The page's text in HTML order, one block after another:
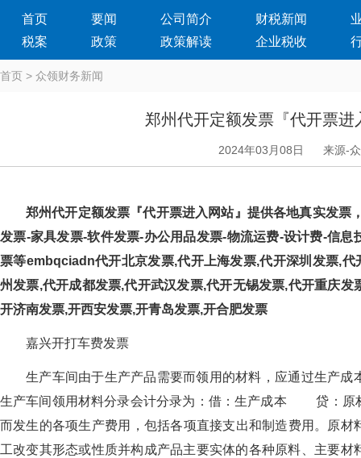
首页 要闻 公司简介 财税新闻
税案
政策 政策解读 企业税收
首页 > 众领财务新闻
郑州代开定额发票『代开票进
2024年03月08日 来源-
郑州代开定额发票『代开票进入网站』提供各地真实发票
发票-家具发票-软件发票-办公用品发票-物流运费-设计费-信息
票等embqciadn代开北京发票,代开上海发票,代开深圳发票,
州发票,代开成都发票,代开武汉发票,代开无锡发票,代开重庆
开济南发票,开西安发票,开青岛发票,开合肥发票
嘉兴开打车费发票
生产车间由于生产产品需要而领用的材料，应通过生产成
生产车间领用材料分录会计分录为：借：生产成本 贷
而发生的各项生产费用，包括各项直接支出和制造费用。
工改变其形态或性质并构成产品主要实体的各种原料、主要